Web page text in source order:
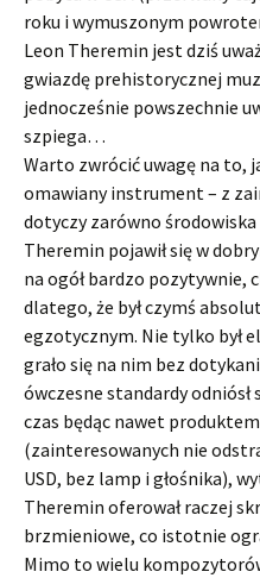
roku i wymuszonym
Leon Theremin jest dziś
gwiazdę prehistorycznej
jednocześnie powszechnie
szpiega…
Warto zwrócić uwagę na to,
omawiany instrument – z
dotyczy zarówno środowiska
Theremin pojawił się w
na ogół bardzo pozytywnie,
dlatego, że był czymś
egzotycznym. Nie tylko był
grało się na nim bez
ówczesne standardy odniósł
czas będąc nawet
(zainteresowanych nie
USD, bez lamp i głośnika),
Theremin oferował raczej
brzmieniowe, co istotnie
Mimo to wielu